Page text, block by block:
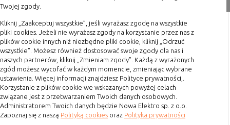
Twojej zgody.
Kliknij „Zaakceptuj wszystkie”, jeśli wyrażasz zgodę na wszystkie
pliki cookies. Jeżeli nie wyrażasz zgody na korzystanie przez nas z
plików cookie innych niż niezbędne pliki cookie, kliknij „Odrzuć
wszystkie”. Możesz również dostosować swoje zgody dla nas i
naszych partnerów, kliknij „Zmieniam zgody”. Każdą z wyrażonych
zgód możesz wycofać w każdym momencie, zmieniając wybrane
ustawienia. Więcej informacji znajdziesz Polityce prywatności,.
Korzystanie z plików cookie we wskazanych powyżej celach
związane jest z przetwarzaniem Twoich danych osobowych.
Administratorem Twoich danych będzie Nowa Elektro sp. z o.o.
Zapoznaj się z naszą Polityką cookies oraz Polityka prywatności
- służą bardzo ważnym funkcjonalnościom
serwisu, ich zablokowanie spowoduje, że
wybrane funkcje nie będą działać
prawidłowo.
Biznesowe
Umożliwiają realizację modelu
biznesowego w oparciu o który
udostępniona jest witryna, ich
zablokowanie nie spowoduje
niedostępności całości funkcjonalności
Terminy realizacji
Koszty przesyłki
Dostawa
Reklamacje
Zwrot towaru
Kontakt
Szybki kontakt